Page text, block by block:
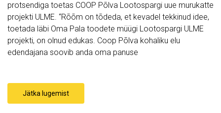
protsendiga toetas COOP Põlva Lootospargi uue murukatte
projekti ULME. “Rõõm on tõdeda, et kevadel tekkinud idee,
toetada läbi Oma Pala toodete müügi Lootospargi ULME
projekti, on olnud edukas. Coop Põlva kohaliku elu
edendajana soovib anda oma panuse
Jätka lugemist